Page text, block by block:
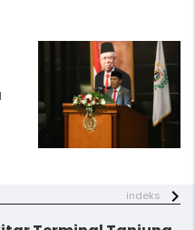
indeks